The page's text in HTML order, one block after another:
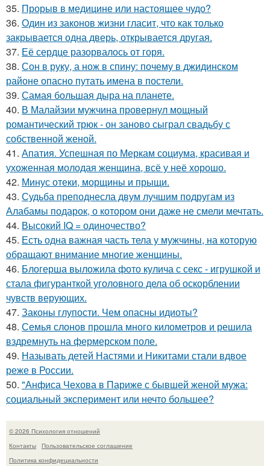
35. Прорыв в медицине или настоящее чудо?
36. Один из законов жизни гласит, что как только
закрывается одна дверь, открывается другая.
37. Её сердце разорвалось от горя.
38. Сон в руку, а нож в спину: почему в джидинском
районе опасно путать имена в постели.
39. Самая большая дыра на планете.
40. В Малайзии мужчина провернул мощный
романтический трюк - он заново сыграл свадьбу с
собственной женой.
41. Апатия. Успешная по Меркам социума, красивая и
ухоженная молодая женщина, всё у неё хорошо.
42. Минус отеки, морщины и прыщи.
43. Судьба преподнесла двум лучшим подругам из
Алабамы подарок, о котором они даже не смели мечтать.
44. Высокий IQ = одиночество?
45. Есть одна важная часть тела у мужчины, на которую
обращают внимание многие женщины.
46. Блогерша выложила фото кулича с секс - игрушкой и
стала фигуранткой уголовного дела об оскорблении
чувств верующих.
47. Законы глупости. Чем опасны идиоты?
48. Семья слонов прошла много километров и решила
вздремнуть на фермерском поле.
49. Называть детей Настями и Никитами стали вдвое
реже в России.
50. "Анфиса Чехова в Париже с бывшей женой мужа:
социальный эксперимент или нечто большее?
© 2026 Психология отношений
Контакты
Пользовательское соглашение
Политика конфидециальности